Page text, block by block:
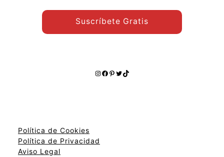
Suscríbete Gratis
Instagram
Facebook
Pinterest
Twitter
TikTok
Política de Cookies
Política de Privacidad
Aviso Legal